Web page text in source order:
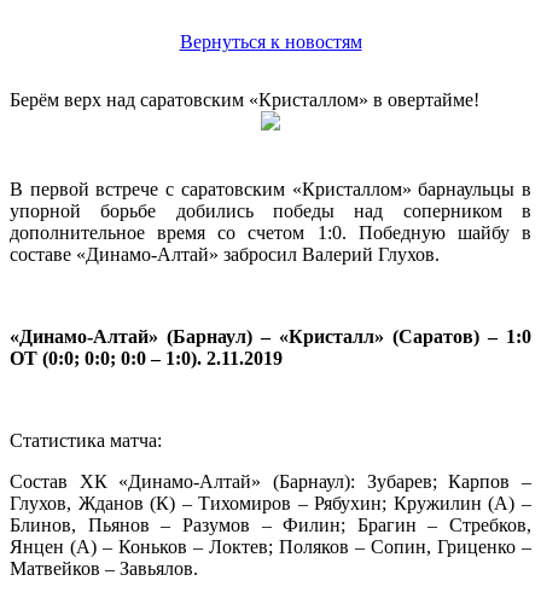
Вернуться к новостям
Берём верх над саратовским «Кристаллом» в овертайме!
В первой встрече с саратовским «Кристаллом» барнаульцы в
упорной борьбе добились победы над соперником в
дополнительное время со счетом 1:0. Победную шайбу в
составе «Динамо-Алтай» забросил Валерий Глухов.
«Динамо-Алтай» (Барнаул) – «Кристалл» (Саратов) – 1:0
ОТ (0:0; 0:0; 0:0 – 1:0). 2.11.2019
Статистика матча:
Состав ХК «Динамо-Алтай» (Барнаул): Зубарев; Карпов –
Глухов, Жданов (К) – Тихомиров – Рябухин; Кружилин (А) –
Блинов, Пьянов – Разумов – Филин; Брагин – Стребков,
Янцен (А) – Коньков – Локтев; Поляков – Сопин, Гриценко –
Матвейков – Завьялов.